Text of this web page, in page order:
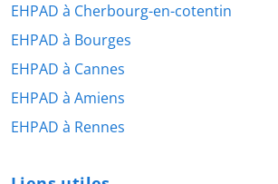
EHPAD à Cherbourg-en-cotentin
EHPAD à Bourges
EHPAD à Cannes
EHPAD à Amiens
EHPAD à Rennes